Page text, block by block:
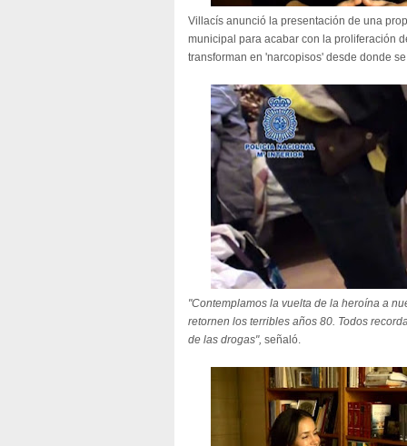
Villacís anunció la presentación de una
municipal para acabar con la proliferación
transforman en 'narcopisos' desde donde
"Contemplamos la vuelta de la heroína a
retornen los terribles años 80. Todos
de las drogas", señaló.